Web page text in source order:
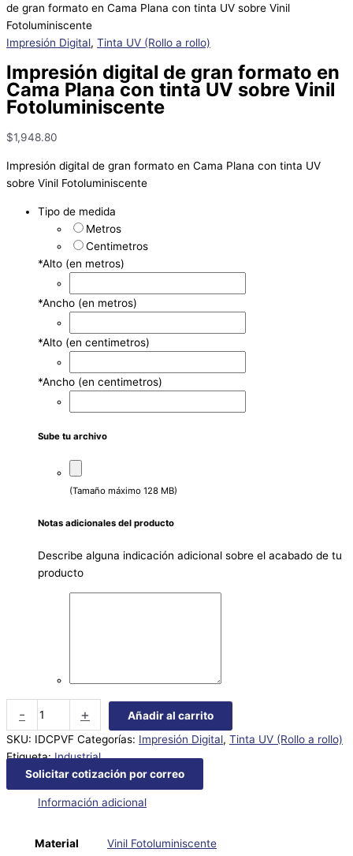
de gran formato en Cama Plana con tinta UV sobre Vinil
Fotoluminiscente
Impresión Digital, Tinta UV (Rollo a rollo)
Impresión digital de gran formato en
Cama Plana con tinta UV sobre Vinil
Fotoluminiscente
$1,948.80
Impresión digital de gran formato en Cama Plana con tinta UV
sobre Vinil Fotoluminiscente
Tipo de medida
Metros
Centimetros
*Alto (en metros)
*Ancho (en metros)
*Alto (en centimetros)
*Ancho (en centimetros)
Sube tu archivo
(Tamaño máximo 128 MB)
Notas adicionales del producto
Describe alguna indicación adicional sobre el acabado de tu
producto
- +
Añadir al carrito
SKU: IDCPVF Categorías: Impresión Digital, Tinta UV (Rollo a rollo)
Etiqueta:Industrial
Solicitar cotización por correo
Información adicional
Material Vinil Fotoluminiscente